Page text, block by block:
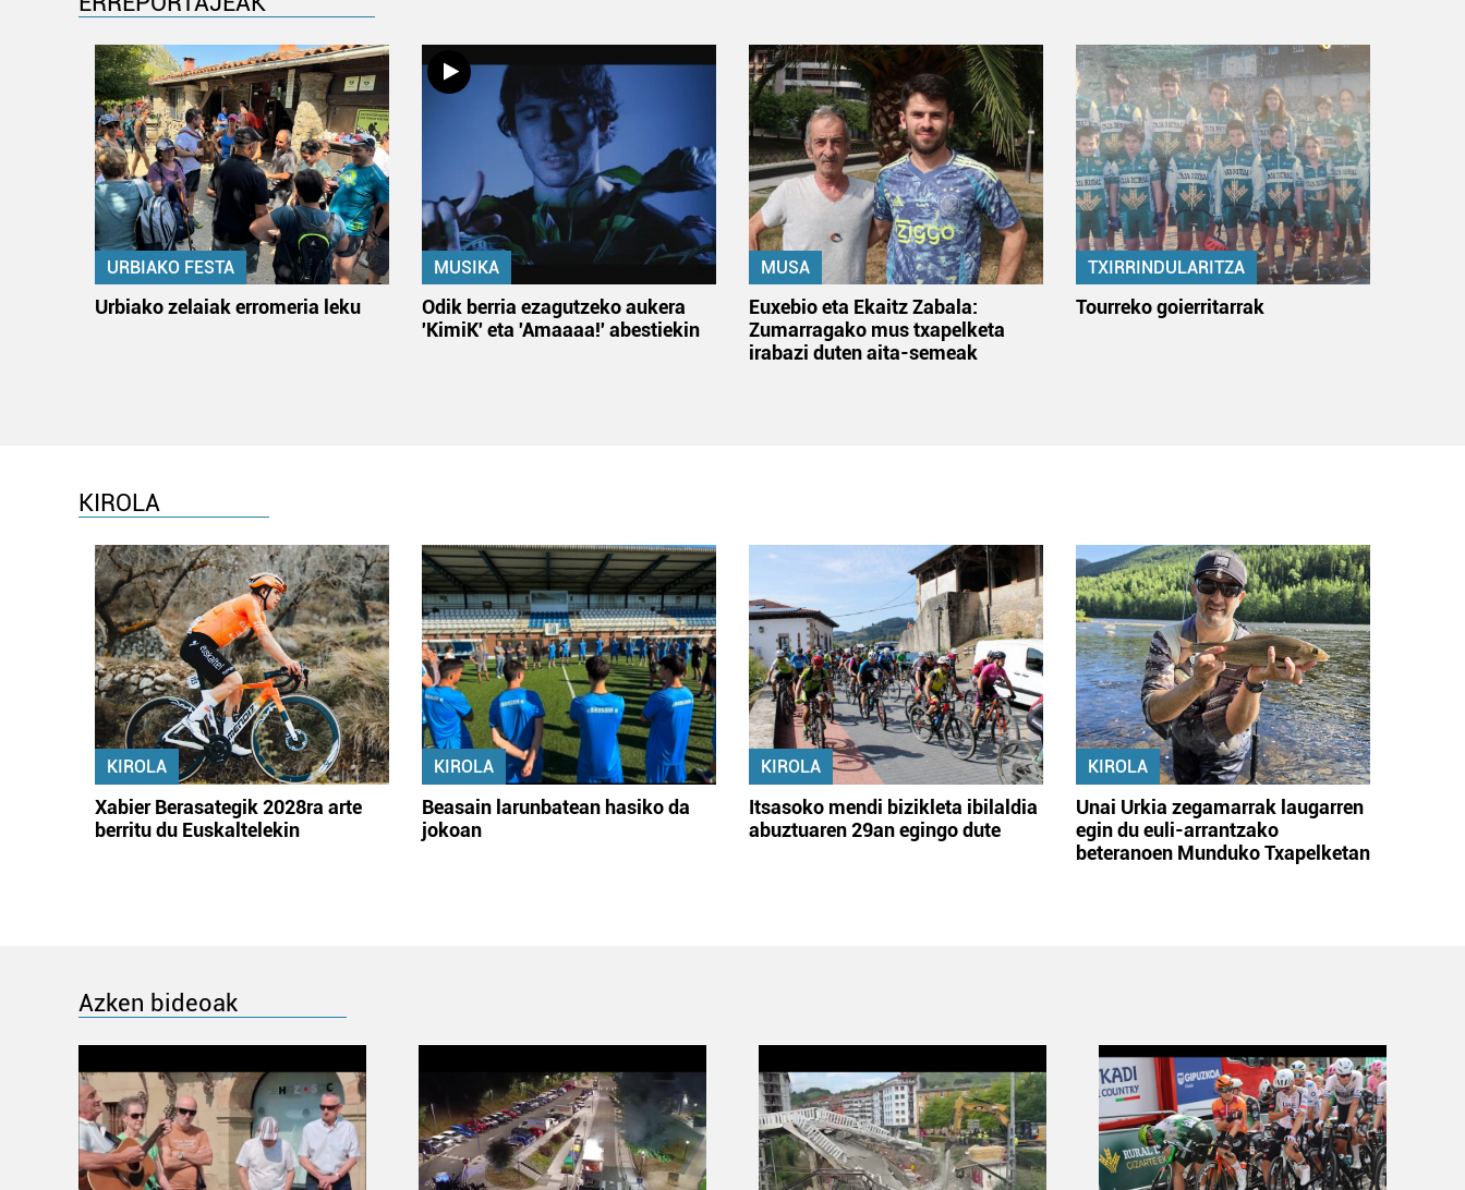
URBIAKO FESTA
Urbiako zelaiak erromeria leku
MUSIKA
Odik berria ezagutzeko aukera
'KimiK' eta 'Amaaaa!' abestiekin
MUSA
Euxebio eta Ekaitz Zabala:
Zumarragako mus txapelketa
irabazi duten aita-semeak
TXIRRINDULARITZA
Tourreko goierritarrak
KIROLA
KIROLA
Xabier Berasategik 2028ra arte
berritu du Euskaltelekin
KIROLA
Beasain larunbatean hasiko da
jokoan
KIROLA
Itsasoko mendi bizikleta ibilaldia
abuztuaren 29an egingo dute
KIROLA
Unai Urkia zegamarrak laugarren
egin du euli-arrantzako
beteranoen Munduko Txapelketan
Azken bideoak